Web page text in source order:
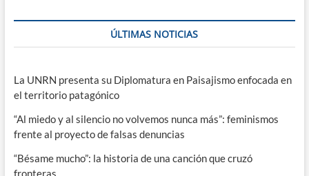
ÚLTIMAS NOTICIAS
La UNRN presenta su Diplomatura en Paisajismo enfocada en
el territorio patagónico
“Al miedo y al silencio no volvemos nunca más”: feminismos
frente al proyecto de falsas denuncias
“Bésame mucho”: la historia de una canción que cruzó
fronteras